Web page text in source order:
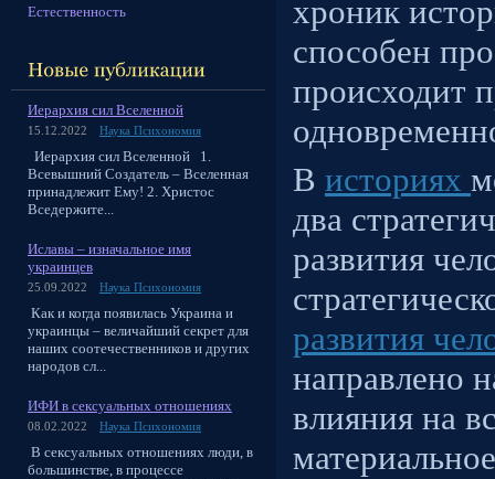
Естественность
Иерархия сил Вселенной
15.12.2022 Наука Психономия
Иерархия сил Вселенной 1.
Всевышний Создатель – Вселенная
принадлежит Ему! 2. Христос
Вседержите...
Иславы – изначальное имя
украинцев
25.09.2022 Наука Психономия
Как и когда появилась Украина и
украинцы – величайший секрет для
наших соотечественников и других
народов сл...
ИФИ в сексуальных отношениях
08.02.2022 Наука Психономия
В сексуальных отношениях люди, в
большинстве, в процессе
хроник
способен
происходит
В историях
два
развития
развития
направлено
влияния на